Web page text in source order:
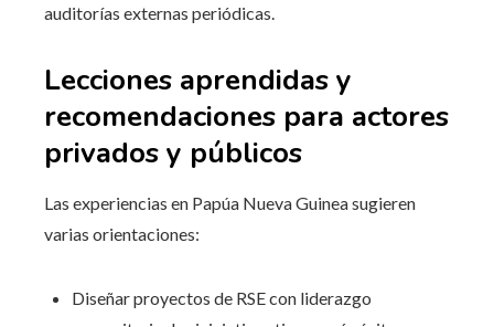
auditorías externas periódicas.
Lecciones aprendidas y
recomendaciones para actores
privados y públicos
Las experiencias en Papúa Nueva Guinea sugieren
varias orientaciones:
Diseñar proyectos de RSE con liderazgo